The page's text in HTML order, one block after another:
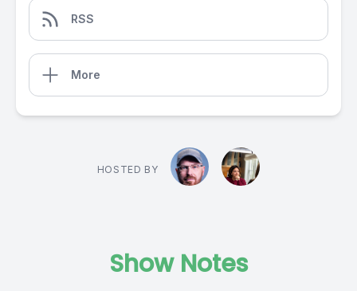
RSS
More
HOSTED BY
Show Notes